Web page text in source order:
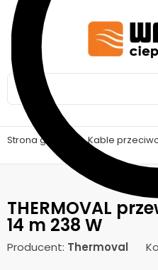
Strona główna > Kable
THERMOVAL
14 m 238 W
Producent: Thermoval